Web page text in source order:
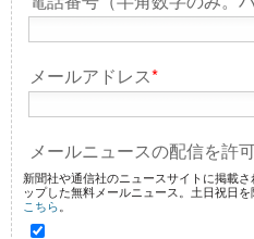
メールアドレス*
メールニュースの配信を許
新聞社や通信社のニュースサイトに掲載
ップした無料メールニュース。土日祝日
こちら